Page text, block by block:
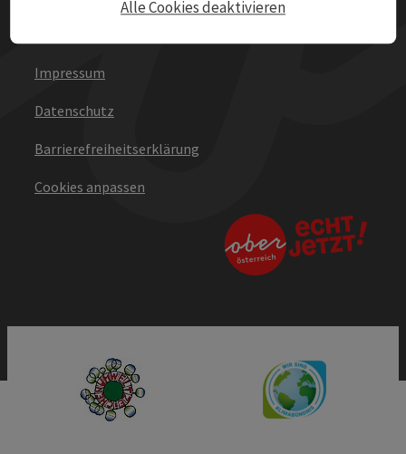
Impressum
Datenschutz
Barrierefreiheitserklärung
Cookies anpassen
Alle Cookies deaktivieren